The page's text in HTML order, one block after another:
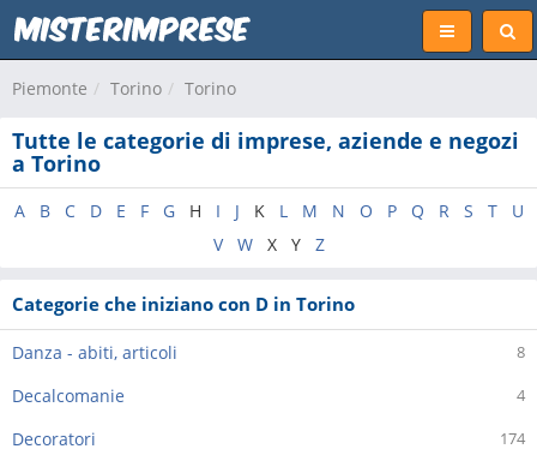
Piemonte Torino Torino
Tutte le categorie di imprese, aziende e negozi
a Torino
A B C D E F G H I J K L M N O P Q R S T
U
V
W X Y Z
Categorie che iniziano con D in Torino
8
Danza - abiti, articoli
4
Decalcomanie
174
Decoratori